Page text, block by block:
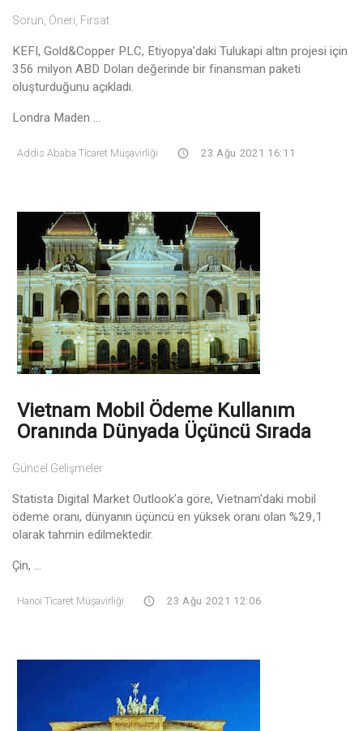
Sorun, Öneri, Fırsat
KEFI, Gold&Copper PLC, Etiyopya'daki Tulukapi altın projesi için
356 milyon ABD Doları değerinde bir finansman paketi
oluşturduğunu açıkladı.
Londra Maden ...
Addis Ababa Ticaret Müşavirliği 23 Ağu 2021 16:11
Vietnam Mobil Ödeme Kullanım
Oranında Dünyada Üçüncü Sırada
Güncel Gelişmeler
Statista Digital Market Outlook'a göre, Vietnam'daki mobil
ödeme oranı, dünyanın üçüncü en yüksek oranı olan %29,1
olarak tahmin edilmektedir.
Çin, ...
Hanoi Ticaret Müşavirliği 23 Ağu 2021 12:06